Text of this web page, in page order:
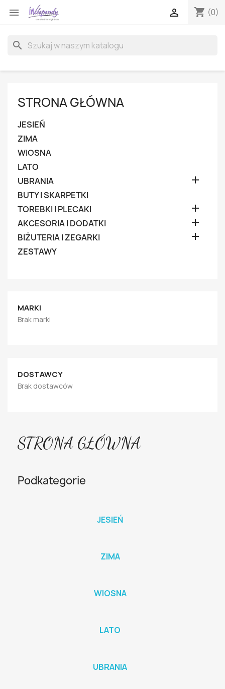
 shopping_cart (0)

search
STRONA GŁÓWNA
JESIEŃ
ZIMA
WIOSNA
LATO
UBRANIA

BUTY I SKARPETKI
TOREBKI I PLECAKI

AKCESORIA I DODATKI 
BIŻUTERIA I ZEGARKI 
ZESTAWY
MARKI
Brak marki
DOSTAWCY
Brak dostawców
STRONA GŁÓWNA
Podkategorie
JESIEŃ
ZIMA
WIOSNA
LATO
UBRANIA